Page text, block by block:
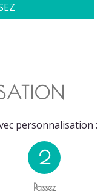
personnalisation :
2
Passez